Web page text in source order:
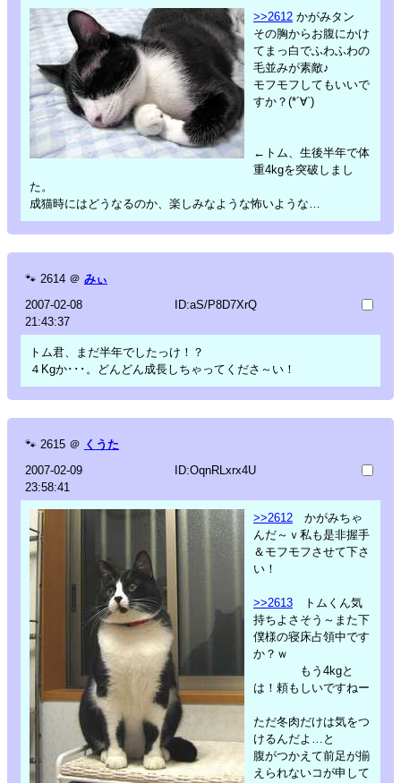
>>2612 かがみタン
その胸からお腹にかけ
てまっ白でふわふわの
毛並みが素敵♪
モフモフしてもいいで
すか？(*´∀`)
←トム、生後半年で体
重4kgを突破しまし
た。
成猫時にはどうなるのか、楽しみなような怖いような…
🐾 2614 ＠ みぃ
2007-02-08
21:43:37
ID:aS/P8D7XrQ
トム君、まだ半年でしたっけ！？
４Kgか･･･。どんどん成長しちゃってくださ～い！
🐾 2615 ＠ くうた
2007-02-09
23:58:41
ID:OqnRLxrx4U
>>2612 かがみちゃ
んだ～ｖ私も是非握手
＆モフモフさせて下さ
い！
>>2613 トムくん気
持ちよさそう～また下
僕様の寝床占領中です
か？ｗ
もう4kgと
は！頼もしいですねー
ただ冬肉だけは気をつ
けるんだよ…と
腹がつかえて前足が揃
えられないコが申して